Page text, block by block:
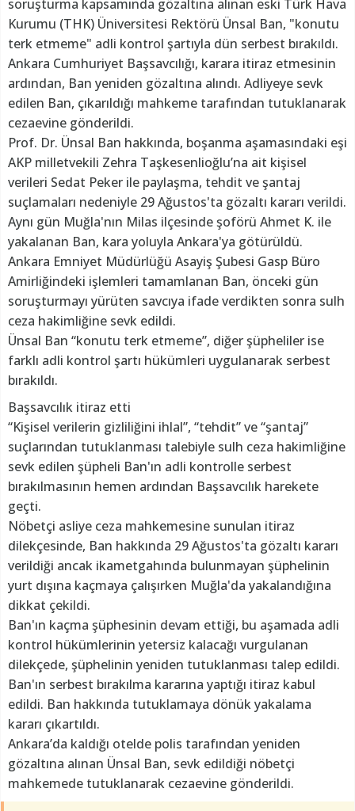
soruşturma kapsamında gözaltına alınan eski Türk Hava
Kurumu (THK) Üniversitesi Rektörü Ünsal Ban, "konutu
terk etmeme" adli kontrol şartıyla dün serbest bırakıldı.
Ankara Cumhuriyet Başsavcılığı, karara itiraz etmesinin
ardından, Ban yeniden gözaltına alındı. Adliyeye sevk
edilen Ban, çıkarıldığı mahkeme tarafından tutuklanarak
cezaevine gönderildi.
Prof. Dr. Ünsal Ban hakkında, boşanma aşamasındaki eşi
AKP milletvekili Zehra Taşkesenlioğlu’na ait kişisel
verileri Sedat Peker ile paylaşma, tehdit ve şantaj
suçlamaları nedeniyle 29 Ağustos'ta gözaltı kararı verildi.
Aynı gün Muğla'nın Milas ilçesinde şoförü Ahmet K. ile
yakalanan Ban, kara yoluyla Ankara'ya götürüldü.
Ankara Emniyet Müdürlüğü Asayiş Şubesi Gasp Büro
Amirliğindeki işlemleri tamamlanan Ban, önceki gün
soruşturmayı yürüten savcıya ifade verdikten sonra sulh
ceza hakimliğine sevk edildi.
Ünsal Ban “konutu terk etmeme”, diğer şüpheliler ise
farklı adli kontrol şartı hükümleri uygulanarak serbest
bırakıldı.
Başsavcılık itiraz etti
“Kişisel verilerin gizliliğini ihlal”, “tehdit” ve “şantaj”
suçlarından tutuklanması talebiyle sulh ceza hakimliğine
sevk edilen şüpheli Ban'ın adli kontrolle serbest
bırakılmasının hemen ardından Başsavcılık harekete
geçti.
Nöbetçi asliye ceza mahkemesine sunulan itiraz
dilekçesinde, Ban hakkında 29 Ağustos'ta gözaltı kararı
verildiği ancak ikametgahında bulunmayan şüphelinin
yurt dışına kaçmaya çalışırken Muğla'da yakalandığına
dikkat çekildi.
Ban'ın kaçma şüphesinin devam ettiği, bu aşamada adli
kontrol hükümlerinin yetersiz kalacağı vurgulanan
dilekçede, şüphelinin yeniden tutuklanması talep edildi.
Ban'ın serbest bırakılma kararına yaptığı itiraz kabul
edildi. Ban hakkında tutuklamaya dönük yakalama
kararı çıkartıldı.
Ankara’da kaldığı otelde polis tarafından yeniden
gözaltına alınan Ünsal Ban, sevk edildiği nöbetçi
mahkemede tutuklanarak cezaevine gönderildi.